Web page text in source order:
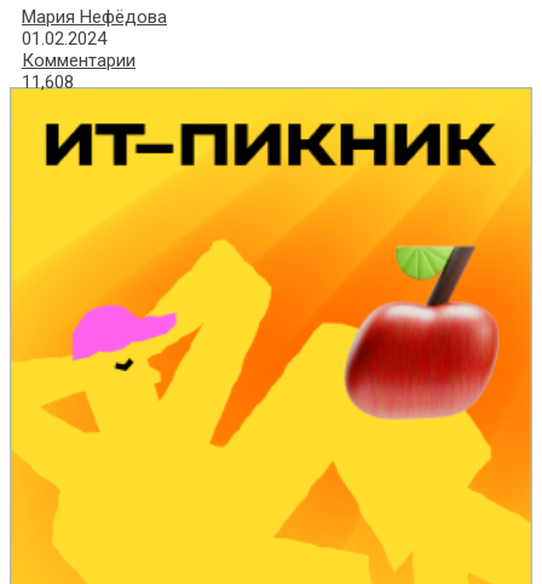
Мария Нефёдова
01.02.2024
Комментарии
11,608